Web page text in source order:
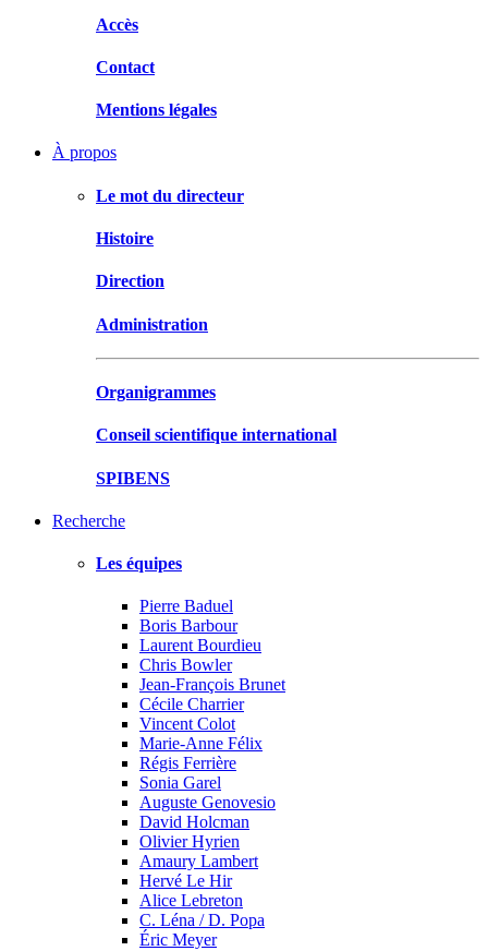
Accès
Contact
Mentions légales
À propos
Le mot du directeur
Histoire
Direction
Administration
Organigrammes
Conseil scientifique international
SPIBENS
Recherche
Les équipes
Pierre Baduel
Boris Barbour
Laurent Bourdieu
Chris Bowler
Jean-François Brunet
Cécile Charrier
Vincent Colot
Marie-Anne Félix
Régis Ferrière
Sonia Garel
Auguste Genovesio
David Holcman
Olivier Hyrien
Amaury Lambert
Hervé Le Hir
Alice Lebreton
C. Léna / D. Popa
Éric Meyer